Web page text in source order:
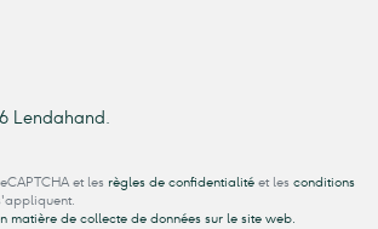
Lendahand.
et les règles de confidentialité et les conditions
matière de collecte de données sur le site web.